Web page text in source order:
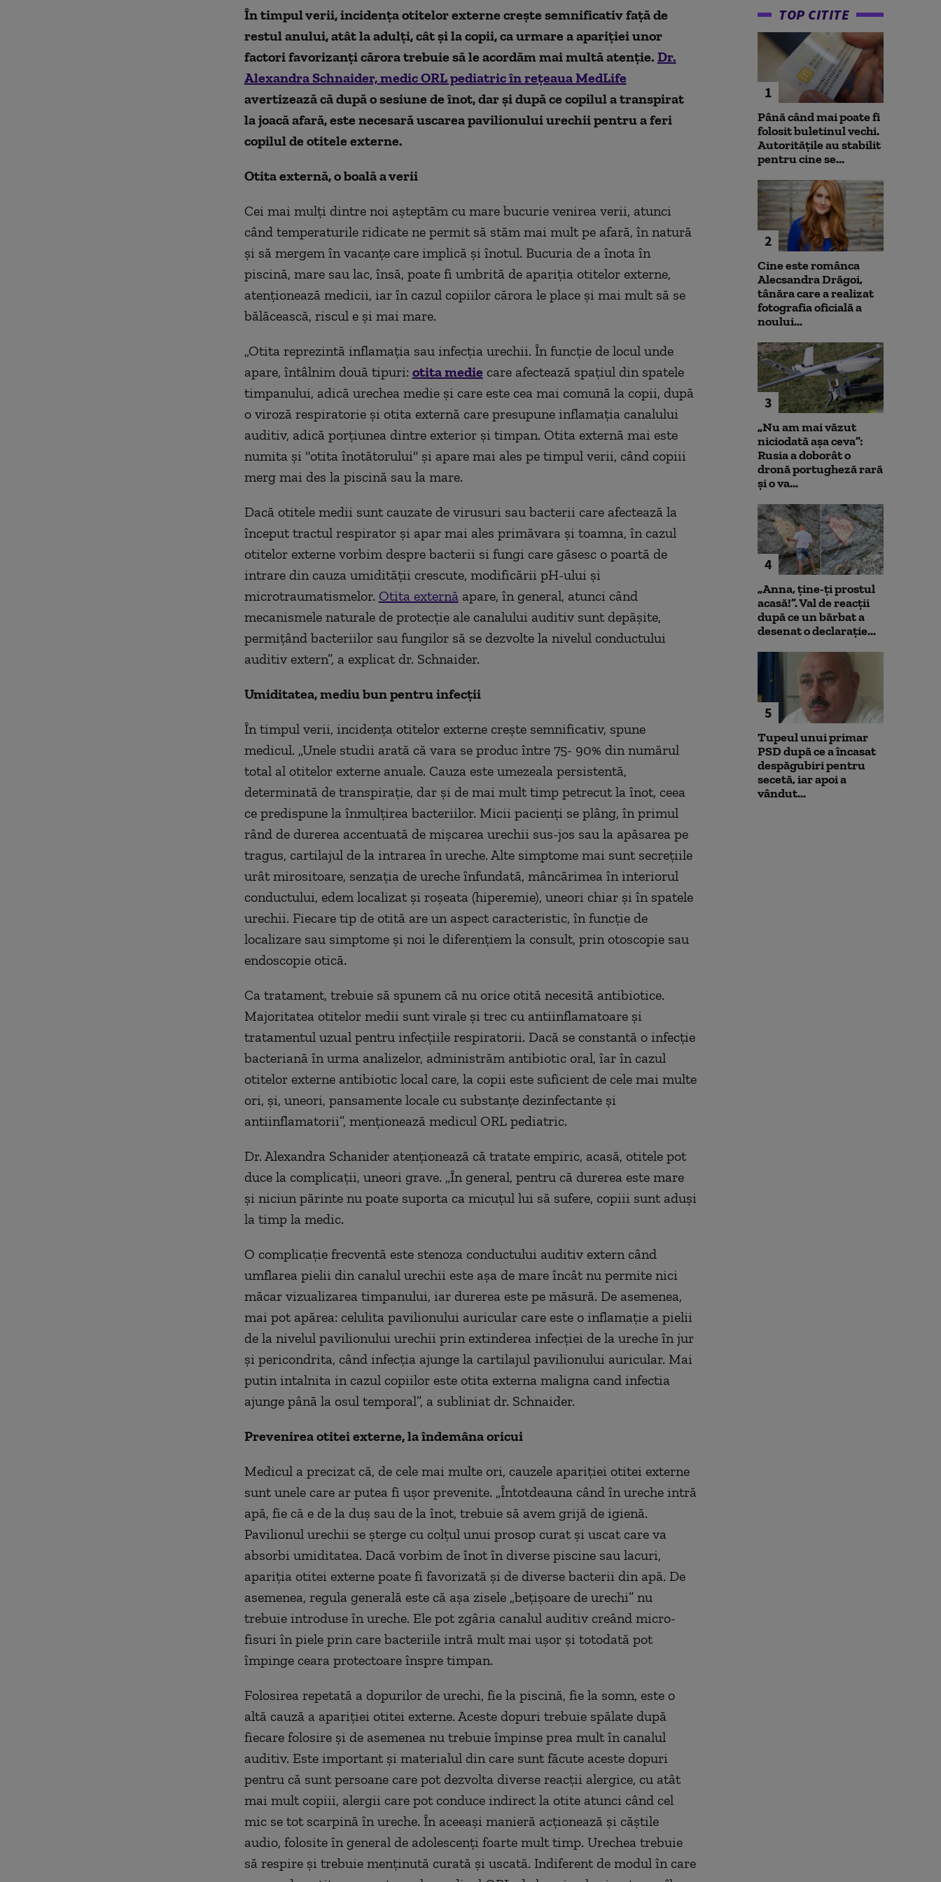
În timpul verii, incidenţa otitelor externe creşte semnificativ faţă de
restul anului, atât la adulţi, cât şi la copii, ca urmare a apariţiei unor
factori favorizanţi cărora trebuie să le acordăm mai multă atenţie. Dr.
Alexandra Schnaider, medic ORL pediatric în reţeaua MedLife
avertizează că după o sesiune de înot, dar şi după ce copilul a transpirat
la joacă afară, este necesară uscarea pavilionului urechii pentru a feri
copilul de otitele externe.
Otita externă, o boală a verii
Cei mai mulţi dintre noi aşteptăm cu mare bucurie venirea verii, atunci
când temperaturile ridicate ne permit să stăm mai mult pe afară, în natură
şi să mergem în vacanţe care implică şi înotul. Bucuria de a înota în
piscină, mare sau lac, însă, poate fi umbrită de apariţia otitelor externe,
atenţionează medicii, iar în cazul copiilor cărora le place şi mai mult să se
bălăcească, riscul e şi mai mare.
„Otita reprezintă inflamația sau infecția urechii. În funcție de locul unde
apare, întâlnim două tipuri: otita medie care afectează spaţiul din spatele
timpanului, adică urechea medie şi care este cea mai comună la copii, după
o viroză respiratorie şi otita externă care presupune inflamația canalului
auditiv, adică porțiunea dintre exterior și timpan. Otita externă mai este
numita şi "otita înotătorului" şi apare mai ales pe timpul verii, când copiii
merg mai des la piscină sau la mare.
Dacă otitele medii sunt cauzate de virusuri sau bacterii care afectează la
început tractul respirator şi apar mai ales primăvara şi toamna, în cazul
otitelor externe vorbim despre bacterii si fungi care găsesc o poartă de
intrare din cauza umidităţii crescute, modificării pH-ului și
microtraumatismelor. Otita externăapare, în general, atunci când
mecanismele naturale de protecție ale canalului auditiv sunt depășite,
permiţând bacteriilor sau fungilor să se dezvolte la nivelul conductului
auditiv extern”, a explicat dr. Schnaider.
Umiditatea, mediu bun pentru infecţii
În timpul verii, incidenţa otitelor externe creşte semnificativ, spune
medicul. „Unele studii arată că vara se produc între 75- 90% din numărul
total al otitelor externe anuale. Cauza este umezeala persistentă,
determinată de transpiraţie, dar şi de mai mult timp petrecut la înot, ceea
ce predispune la înmulţirea bacteriilor. Micii pacienţi se plâng, în primul
rând de durerea accentuată de mișcarea urechii sus-jos sau la apăsarea pe
tragus, cartilajul de la intrarea în ureche. Alte simptome mai sunt secreţiile
urât mirositoare, senzația de ureche înfundată, mâncărimea în interiorul
conductului, edem localizat și roşeata (hiperemie), uneori chiar și în spatele
urechii. Fiecare tip de otită are un aspect caracteristic, în funcție de
localizare sau simptome şi noi le diferenţiem la consult, prin otoscopie sau
endoscopie otică.
Ca tratament, trebuie să spunem că nu orice otită necesită antibiotice.
Majoritatea otitelor medii sunt virale și trec cu antiinflamatoare și
tratamentul uzual pentru infecţiile respiratorii. Dacă se constantă o infecție
bacteriană în urma analizelor, administrăm antibiotic oral, îar în cazul
otitelor externe antibiotic local care, la copii este suficient de cele mai multe
ori, şi, uneori, pansamente locale cu substanţe dezinfectante şi
antiinflamatorii”, menţionează medicul ORL pediatric.
Dr. Alexandra Schanider atenţionează că tratate empiric, acasă, otitele pot
duce la complicaţii, uneori grave. „În general, pentru că durerea este mare
şi niciun părinte nu poate suporta ca micuţul lui să sufere, copiii sunt aduşi
la timp la medic.
O complicaţie frecventă este stenoza conductului auditiv extern când
umflarea pielii din canalul urechii este aşa de mare încât nu permite nici
măcar vizualizarea timpanului, iar durerea este pe măsură. De asemenea,
mai pot apărea: celulita pavilionului auricular care este o inflamaţie a pielii
de la nivelul pavilionului urechii prin extinderea infecţiei de la ureche în jur
şi pericondrita, când infecţia ajunge la cartilajul pavilionului auricular. Mai
putin intalnita in cazul copiilor este otita externa maligna cand infectia
ajunge până la osul temporal”, a subliniat dr. Schnaider.
Prevenirea otitei externe, la îndemâna oricui
Medicul a precizat că, de cele mai multe ori, cauzele apariţiei otitei externe
sunt unele care ar putea fi uşor prevenite. „Întotdeauna când în ureche intră
apă, fie că e de la duş sau de la înot, trebuie să avem grijă de igienă.
Pavilionul urechii se şterge cu colţul unui prosop curat şi uscat care va
absorbi umiditatea. Dacă vorbim de înot în diverse piscine sau lacuri,
apariţia otitei externe poate fi favorizată şi de diverse bacterii din apă. De
asemenea, regula generală este că aşa zisele „bețișoare de urechi” nu
trebuie introduse în ureche. Ele pot zgâria canalul auditiv creând micro-
fisuri în piele prin care bacteriile intră mult mai ușor şi totodată pot
împinge ceara protectoare înspre timpan.
Folosirea repetată a dopurilor de urechi, fie la piscină, fie la somn, este o
altă cauză a apariţiei otitei externe. Aceste dopuri trebuie spălate după
fiecare folosire şi de asemenea nu trebuie împinse prea mult în canalul
auditiv. Este important şi materialul din care sunt făcute aceste dopuri
pentru că sunt persoane care pot dezvolta diverse reacţii alergice, cu atât
mai mult copiii, alergii care pot conduce indirect la otite atunci când cel
mic se tot scarpină în ureche. În aceeaşi manieră acţionează şi căştile
audio, folosite în general de adolescenţi foarte mult timp. Urechea trebuie
să respire şi trebuie menţinută curată şi uscată. Indiferent de modul în care
TOP CITITE
1
Până când mai poate fi
folosit buletinul vechi.
Autoritățile au stabilit
pentru cine se...
2
Cine este românca
Alecsandra Drăgoi,
tânăra care a realizat
fotografia oficială a
noului...
3
„Nu am mai văzut
niciodată așa ceva”:
Rusia a doborât o
dronă portugheză rară
și o va...
4
„Anna, ţine-ţi prostul
acasă!”. Val de reacții
după ce un bărbat a
desenat o declarație...
5
Tupeul unui primar
PSD după ce a încasat
despăgubiri pentru
secetă, iar apoi a
vândut...